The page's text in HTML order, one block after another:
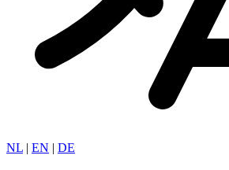
NL | EN | DE